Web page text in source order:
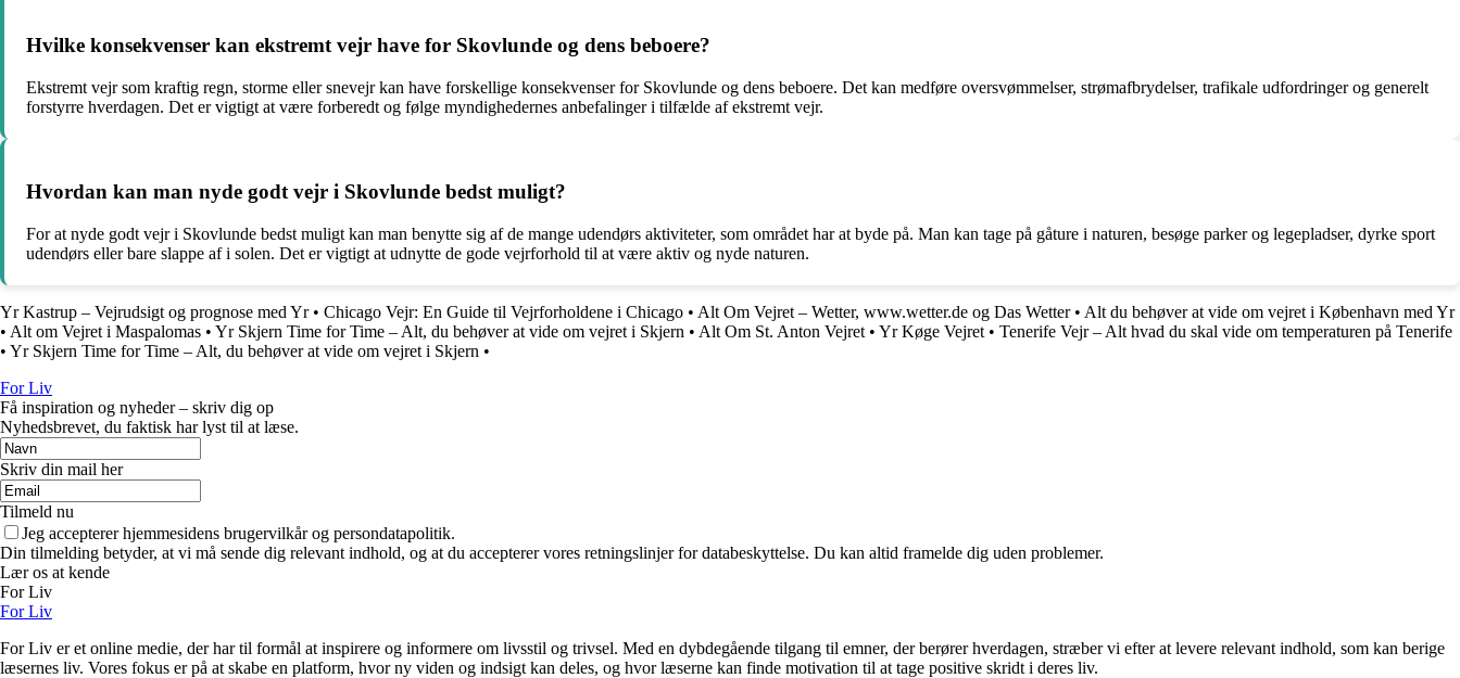
Hvilke konsekvenser kan ekstremt vejr have for Skovlunde og dens beboere?
Ekstremt vejr som kraftig regn, storme eller snevejr kan have forskellige konsekvenser for Skovlunde og dens beboere. Det kan medføre oversvømmelser, strømafbrydelser, trafikale udfordringer og generelt
forstyrre hverdagen. Det er vigtigt at være forberedt og følge myndighedernes anbefalinger i tilfælde af ekstremt vejr.
Hvordan kan man nyde godt vejr i Skovlunde bedst muligt?
For at nyde godt vejr i Skovlunde bedst muligt kan man benytte sig af de mange udendørs aktiviteter, som området har at byde på. Man kan tage på gåture i naturen, besøge parker og legepladser, dyrke sport
udendørs eller bare slappe af i solen. Det er vigtigt at udnytte de gode vejrforhold til at være aktiv og nyde naturen.
Yr Kastrup – Vejrudsigt og prognose med Yr• Chicago Vejr: En Guide til Vejrforholdene i Chicago • Alt Om Vejret – Wetter, www.wetter.de og Das Wetter• Alt du behøver at vide om vejret i København med Yr
• Alt om Vejret i Maspalomas • Yr Skjern Time for Time – Alt, du behøver at vide om vejret i Skjern • Alt Om St. Anton Vejret • Yr Køge Vejret • Tenerife Vejr – Alt hvad du skal vide om temperaturen på Tenerife
• Yr Skjern Time for Time – Alt, du behøver at vide om vejret i Skjern •
For Liv
Få inspiration og nyheder – skriv dig op
Nyhedsbrevet, du faktisk har lyst til at læse.
Skriv din mail her
Tilmeld nu
Jeg accepterer hjemmesidens brugervilkår og persondatapolitik.
Din tilmelding betyder, at vi må sende dig relevant indhold, og at du accepterer vores retningslinjer for databeskyttelse. Du kan altid framelde dig uden problemer.
Lær os at kende
For Liv
For Liv
For Liv er et online medie, der har til formål at inspirere og informere om livsstil og trivsel. Med en dybdegående tilgang til emner, der berører hverdagen, stræber vi efter at levere relevant indhold, som kan berige
læsernes liv. Vores fokus er på at skabe en platform, hvor ny viden og indsigt kan deles, og hvor læserne kan finde motivation til at tage positive skridt i deres liv.